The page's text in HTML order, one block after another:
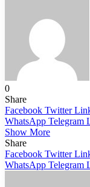
0
Share
Facebook Twitter
WhatsApp Telegram
Show More
Share
Facebook Twitter
WhatsApp Telegram